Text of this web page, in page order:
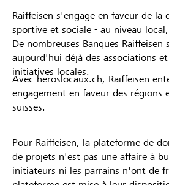
Raiffeisen s'engage en faveur de la
sportive et sociale - au niveau
De nombreuses Banques Raiffeisen
aujourd'hui déjà des associations
initiatives locales.
Avec heroslocaux.ch, Raiffeisen
engagement en faveur des régions
suisses.
Pour Raiffeisen, la plateforme de
de projets n'est pas une affaire à
initiateurs ni les parrains n'ont de